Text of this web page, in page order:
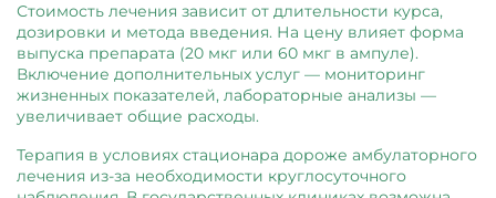
Стоимость лечения зависит от длительности курса,
дозировки и метода введения. На цену влияет форма
выпуска препарата (20 мкг или 60 мкг в ампуле).
Включение дополнительных услуг — мониторинг
жизненных показателей, лабораторные анализы —
увеличивает общие расходы.
Терапия в условиях стационара дороже амбулаторного
лечения из-за необходимости круглосуточного